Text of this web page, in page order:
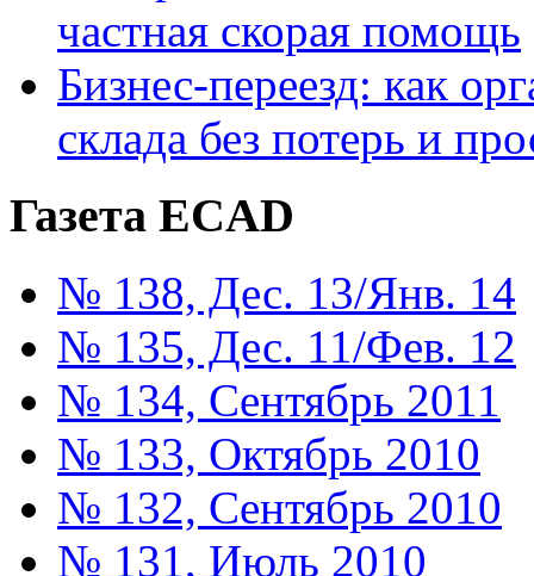
частная скорая помощь
Бизнес-переезд: как
склада без потерь и
Газета ECAD
№ 138, Дес. 13/Янв. 14
№ 135, Дес. 11/Фев. 12
№ 134, Сентябрь 2011
№ 133, Октябрь 2010
№ 132, Сентябрь 2010
№ 131, Июль 2010